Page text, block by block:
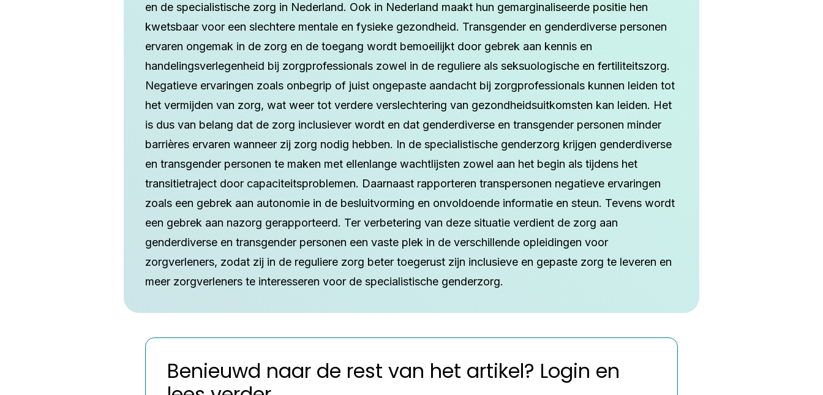
en de specialistische zorg in Nederland. Ook in Nederland maakt hun gemarginaliseerde positie hen
kwetsbaar voor een slechtere mentale en fysieke gezondheid. Transgender en genderdiverse personen
ervaren ongemak in de zorg en de toegang wordt bemoeilijkt door gebrek aan kennis en
handelingsverlegenheid bij zorgprofessionals zowel in de reguliere als seksuologische en fertiliteitszorg.
Negatieve ervaringen zoals onbegrip of juist ongepaste aandacht bij zorgprofessionals kunnen leiden tot
het vermijden van zorg, wat weer tot verdere verslechtering van gezondheidsuitkomsten kan leiden. Het
is dus van belang dat de zorg inclusiever wordt en dat genderdiverse en transgender personen minder
barrières ervaren wanneer zij zorg nodig hebben. In de specialistische genderzorg krijgen genderdiverse
en transgender personen te maken met ellenlange wachtlijsten zowel aan het begin als tijdens het
transitietraject door capaciteitsproblemen. Daarnaast rapporteren transpersonen negatieve ervaringen
zoals een gebrek aan autonomie in de besluitvorming en onvoldoende informatie en steun. Tevens wordt
een gebrek aan nazorg gerapporteerd. Ter verbetering van deze situatie verdient de zorg aan
genderdiverse en transgender personen een vaste plek in de verschillende opleidingen voor
zorgverleners, zodat zij in de reguliere zorg beter toegerust zijn inclusieve en gepaste zorg te leveren en
meer zorgverleners te interesseren voor de specialistische genderzorg.
Benieuwd naar de rest van het artikel? Login en